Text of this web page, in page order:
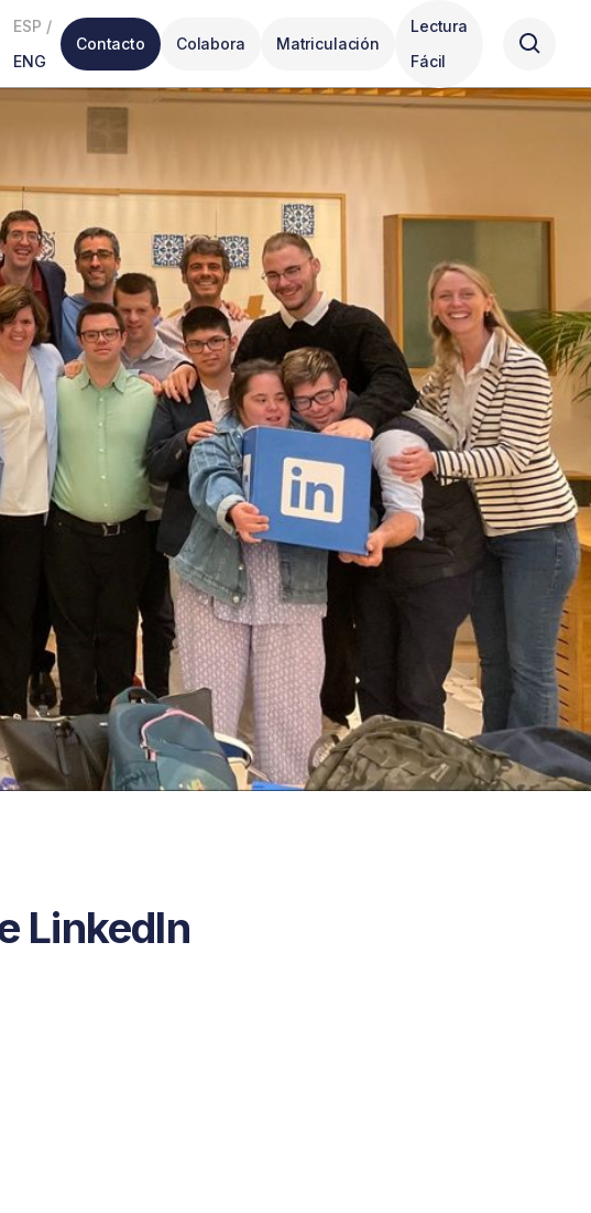
ESP /
ENG
Contacto Colabora Matriculación
Lectura
Fácil
LinkedIn